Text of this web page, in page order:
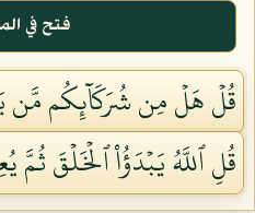
فتح في
قُلۡ هَلۡ مِن شُرَكَآئِكُم مَّن
قُلِ ٱللَّهُ يَبۡدَؤُاْ ٱلۡخَلۡقَ ثُمَّ